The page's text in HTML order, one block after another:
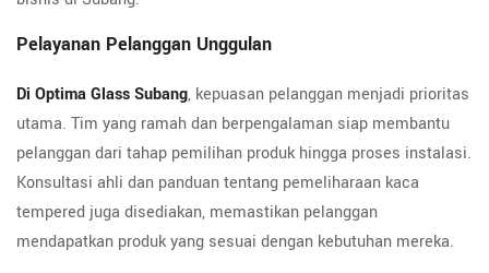
Pelayanan Pelanggan Unggulan
Di Optima Glass Subang, kepuasan pelanggan menjadi prioritas
utama. Tim yang ramah dan berpengalaman siap membantu
pelanggan dari tahap pemilihan produk hingga proses instalasi.
Konsultasi ahli dan panduan tentang pemeliharaan kaca
tempered juga disediakan, memastikan pelanggan
mendapatkan produk yang sesuai dengan kebutuhan mereka.